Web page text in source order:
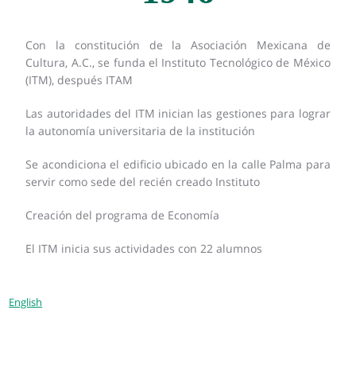
Con la constitución de la Asociación Mexicana de
Cultura, A.C., se funda el Instituto Tecnológico de México
(ITM), después ITAM
Las autoridades del ITM inician las gestiones para lograr
la autonomía universitaria de la institución
Se acondiciona el edificio ubicado en la calle Palma para
servir como sede del recién creado Instituto
Creación del programa de Economía
El ITM inicia sus actividades con 22 alumnos
English